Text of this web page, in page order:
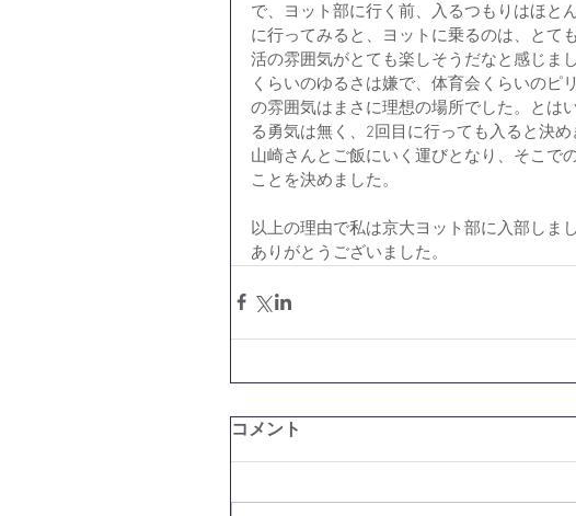
で、ヨット部に行く前、入るつもりはほと
に行ってみると、ヨットに乗るのは、とて
活の雰囲気がとても楽しそうだなと感じま
くらいのゆるさは嫌で、体育会くらいのピ
の雰囲気はまさに理想の場所でした。とは
る勇気は無く、2回目に行っても入ると決
山崎さんとご飯にいく運びとなり、そこで
ことを決めました。
以上の理由で私は京大ヨット部に入部しま
ありがとうございました。
コメント